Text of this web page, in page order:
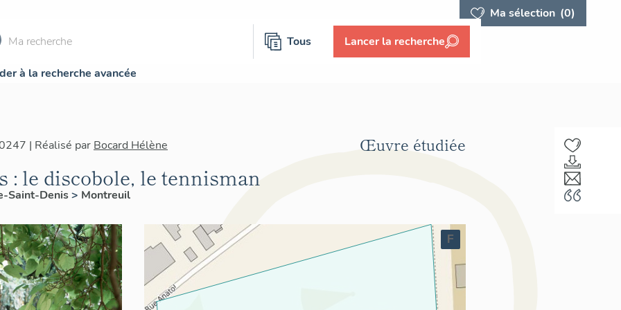
Ma sélection (0)
Tous
Lancer la recherche
à la recherche avancée
| Réalisé par Bocard Hélène
: le discobole, le tennisman
Saint-Denis> Montreuil
Œuvre étudiée
F